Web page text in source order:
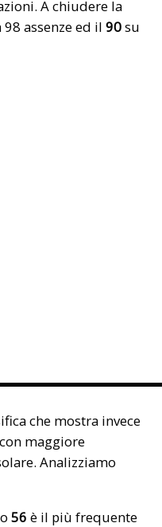
A chiudere la
98 assenze ed il90su
che mostra invece
maggiore
Analizziamo
56è il più frequente